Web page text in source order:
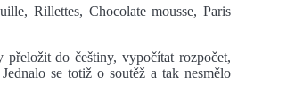
Rillettes, Chocolate mousse, Paris
do češtiny, vypočítat rozpočet,
se totiž o soutěž a tak nesmělo